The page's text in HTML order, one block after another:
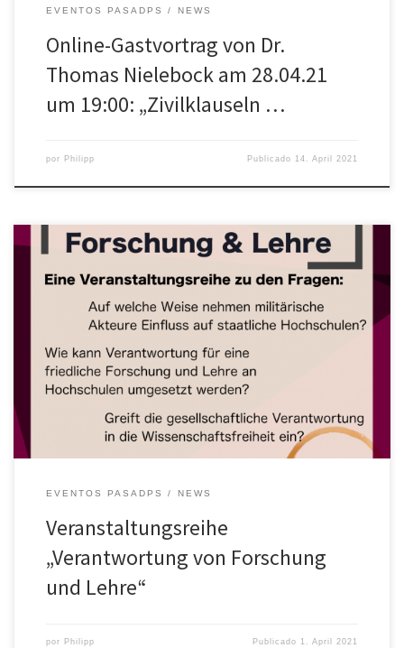
EVENTOS PASADPS NEWS
Online-Gastvortrag von Dr.
Thomas Nielebock am 28.04.21
um 19:00: „Zivilklauseln …
por Philipp Publicado 14. April 2021
Wissenschaftliche Forschung und politisch/ militärische Praxis
stehen in einem gesellschaftlichen Zusammenhang und bedürfen
deshalb einer ethischen Rechtfertigung. Gerade heute, in einer
Verantwortlichkeit in der Forschung gestärkt werden kann. Die
Förderung von Frieden und einer nachhaltigen lebenswerten
Zukunft stehen dabei im Mittelpunkt […]
EVENTOS PASADPS NEWS
Veranstaltungsreihe
„Verantwortung von Forschung
und Lehre“
por Philipp Publicado 1. April 2021